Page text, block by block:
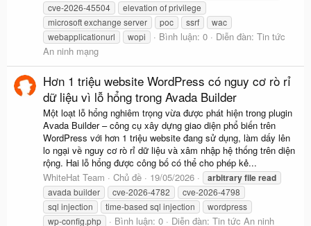
cve-2026-45504
elevation of privilege
microsoft exchange server
poc ssrf
wac
webapplicationurl
wopi Bình luận: 0 Diễn đàn: Tin tức
An ninh mạng
Hơn 1 triệu website WordPress có nguy cơ rò rỉ
dữ liệu vì lỗ hổng trong Avada Builder
Một loạt lỗ hổng nghiêm trọng vừa được phát hiện trong plugin
Avada Builder – công cụ xây dựng giao diện phổ biến trên
WordPress với hơn 1 triệu website đang sử dụng, làm dấy lên
lo ngại về nguy cơ rò rỉ dữ liệu và xâm nhập hệ thống trên diện
rộng. Hai lỗ hổng được công bố có thể cho phép kẻ...
WhiteHat Team
Chủ đề 19/05/2026 arbitraryfileread
avada builder cve-2026-4782
cve-2026-4798
sql injection
time-based sql injection
wordpress
wp-config.php
Bình luận: 0 Diễn đàn: Tin tức An ninh